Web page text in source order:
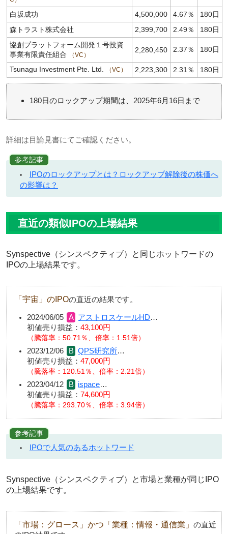
白坂成功 4,500,000 4.67％
180日
森トラスト株式会社
2,399,700 2.49％
180日
協創プラットフォーム開発１号投資
事業有限責任組合
VC
2,280,450 2.37％ 180日
Tsunagu Investment Pte. Ltd. VC 2,223,300 2.31％ 180日
180日のロックアップ期間は、2025年6月16日まで
詳細は目論見書にてご確認ください。
参考記事
IPOのロックアップとは？ロックアップ解除後の株価へ
の影響は？
直近の類似IPOの上場結果
Synspective（シンスペクティブ）と同じホットワードの
IPOの上場結果です。
「宇宙」のIPOの直近の結果です。
2024/06/05 アストロスケールHD…
初値売り損益： 43,100円
（騰落率：50.71％、倍率：1.51倍）
2023/12/06 QPS研究所…
初値売り損益： 47,000円
（騰落率：120.51％、倍率：2.21倍）
2023/04/12 ispace…
初値売り損益： 74,600円
（騰落率：293.70％、倍率：3.94倍）
参考記事
IPOで人気のあるホットワード
Synspective（シンスペクティブ）と市場と業種が同じIPO
の上場結果です。
「市場：グロース」かつ「業種：情報・通信業」 の直近